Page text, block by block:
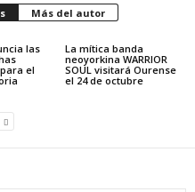
Más del autor
las
el
La mítica banda
neoyorkina WARRIOR
SOUL visitará Ourense
el 24 de octubre